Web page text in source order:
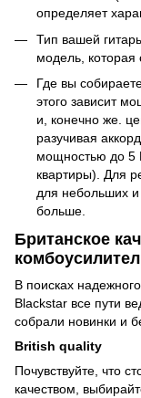
определяет
Тип вашей
модель, которая
Где вы
этого зависит
и, конечно же.
разучивая
мощностью до 5
квартиры). Для
для небольших
больше.
Британское
В поисках
Blackstar все пути
собрали новинки и
British quality
Почувствуйте, что
качеством,